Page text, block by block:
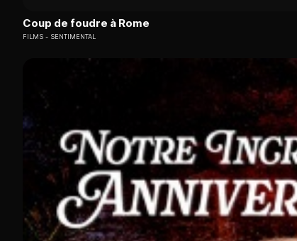
Coup de foudre à Rome
FILMS SENTIMENTAL